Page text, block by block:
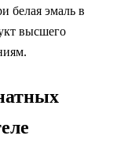
белая эмаль в
высшего